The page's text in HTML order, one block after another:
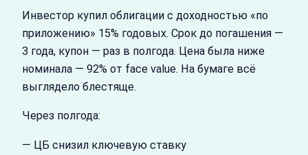
Инвестор купил облигации с доходностью «по
приложению» 15% годовых. Срок до погашения —
3 года, купон — раз в полгода. Цена была ниже
номинала — 92% от face value. На бумаге всё
выглядело блестяще.
Через полгода:
— ЦБ снизил ключевую ставку